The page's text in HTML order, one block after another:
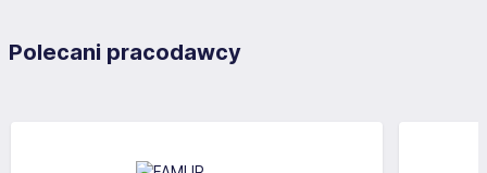
Polecani pracodawcy